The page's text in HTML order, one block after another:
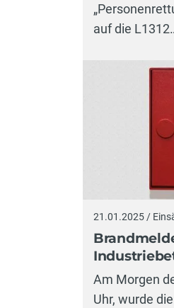
auf die
21.01.2025 /
Am Morgen
Uhr, wurde